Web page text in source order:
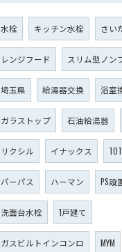
水栓 キッチン水栓 さい
レンジフード スリム型ノン
埼玉県 給湯器交換 浴室
ガラストップ 石油給湯器
リクシル イナックス
パーパス ハーマン PS設
洗面台水栓 1戸建て
ガスビルトインコンロ MYM